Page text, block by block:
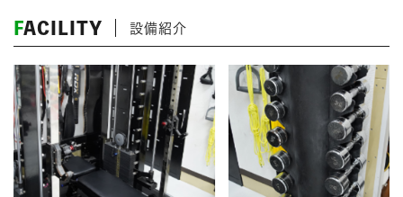
FACILITY 設備紹介